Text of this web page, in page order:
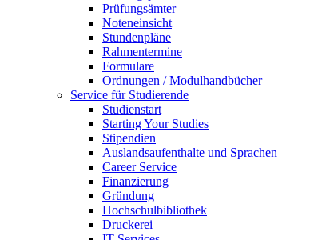
Prüfungsämter
Noteneinsicht
Stundenpläne
Rahmentermine
Formulare
Ordnungen / Modulhandbücher
Service für Studierende
Studienstart
Starting Your Studies
Stipendien
Auslandsaufenthalte und Sprachen
Career Service
Finanzierung
Gründung
Hochschulbibliothek
Druckerei